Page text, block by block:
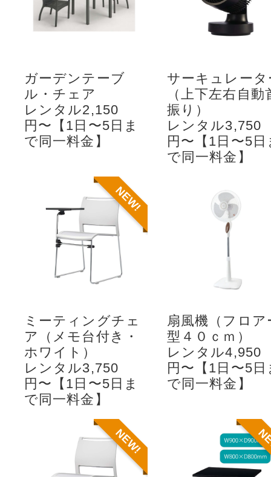
ガーデンテーブ
ル・チェア
レンタル2,150
円〜【1日〜5日ま
で同一料金】
サーキュレータ
（上下左右自動
振り）
レンタル3,750
円〜【1日〜5日
で同一料金】
ミーティングチェ
ア（メモ台付き・
ホワイト）
レンタル3,750
円〜【1日〜5日ま
で同一料金】
NEW!
扇風機（フロア
型４０ｃｍ）
レンタル4,950
円〜【1日〜5日
で同一料金】
NEW!